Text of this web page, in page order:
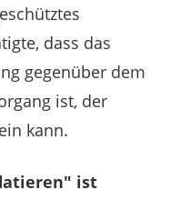
dass das
gegenüber dem
ist, der
kann.
ist